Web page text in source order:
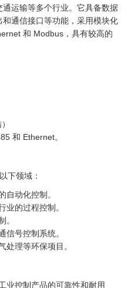
运输等多个行业。它具备数据
通信接口等功能，采用模块化
和 Modbus，具有较高的
和 Ethernet。
下领域：
自动化控制。
业的过程控制。
。
信号控制系统。
处理等环保项目。
业控制产品的可靠性和耐用